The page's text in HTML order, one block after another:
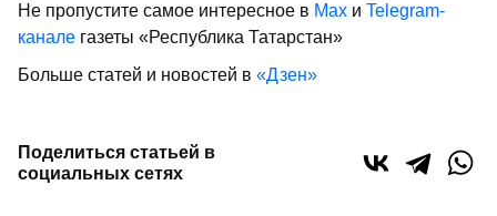
Не пропустите самое интересное в Max и Telegram-
канале газеты «Республика Татарстан»
Больше статей и новостей в «Дзен»
Поделиться статьей в
социальных сетях